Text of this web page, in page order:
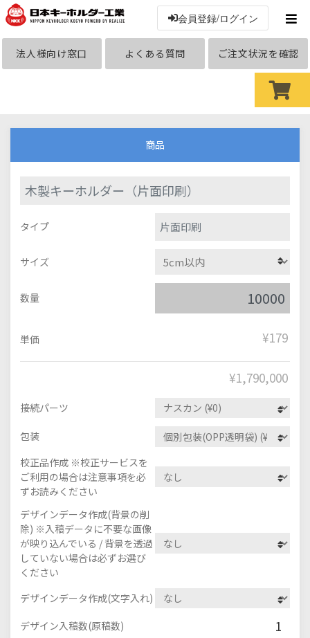
会員登録/ログイン
法人様向け窓口 よくある質問 ご注文状況を確認
商品
木製キーホルダー（片面印刷）
タイプ 片面印刷
サイズ
数量
単価 ¥179
¥1,790,000
接続パーツ
包装
校正品作成 ※校正サービスを
ご利用の場合は注意事項を必
ずお読みください
デザインデータ作成(背景の削
除) ※入稿データに不要な画像
が映り込んでいる / 背景を透過
していない場合は必ずお選び
ください
デザインデータ作成(文字入れ)
デザイン入稿数(原稿数) 1